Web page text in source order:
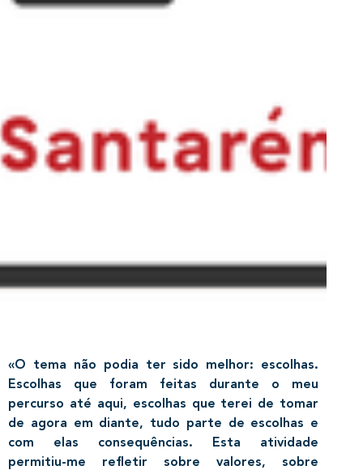
«O tema não podia ter sido melhor: escolhas.
Escolhas que foram feitas durante o meu
percurso até aqui, escolhas que terei de tomar
de agora em diante, tudo parte de escolhas e
com elas consequências. Esta atividade
permitiu-me refletir sobre valores, sobre